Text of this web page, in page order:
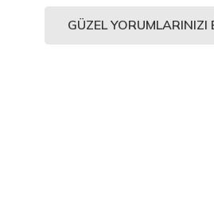
GÜZEL YORUMLARINIZI